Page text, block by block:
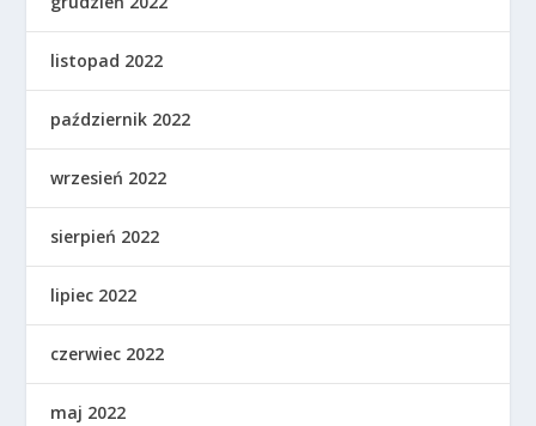
listopad 2022
październik 2022
wrzesień 2022
sierpień 2022
lipiec 2022
czerwiec 2022
maj 2022